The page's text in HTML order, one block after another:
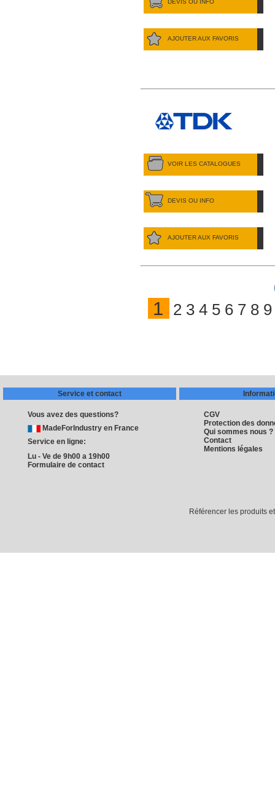
AJOUTER AUX FAVORIS
VOIR LES CATALOGUES
DEVIS OU INFO
AJOUTER AUX FAVORIS
1 2 3 4 5 6 7 8 9
Service et contact
Vous avez des questions?
MadeForIndustry en France
Service en ligne:
Lu - Ve de 9h00 a 19h00
Formulaire de contact
CGV
Protection des
Qui sommes nous ?
Contact
Mentions légales
Référencer les produits